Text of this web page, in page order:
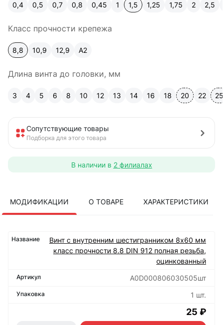
0,4 0,5 0,7 0,8 0,45 1 1,5 1,25 1,75 2 2,5
Класс прочности крепежа
8,8 10,9 12,9 A2
Длина винта до головки, мм
3 4 5 6 8 10 12 13 14 16 18 20 22 25
Сопутствующие товары
Подборка для этого товара
В наличии в 2 филиалах
МОДИФИКАЦИИ О ТОВАРЕ ХАРАКТЕРИСТИКИ
Винт с внутренним шестигранником 8х60 мм
класс прочности 8.8 DIN 912 полная резьба,
оцинкованный
А0D000806030505шт
1 шт.
25 ₽